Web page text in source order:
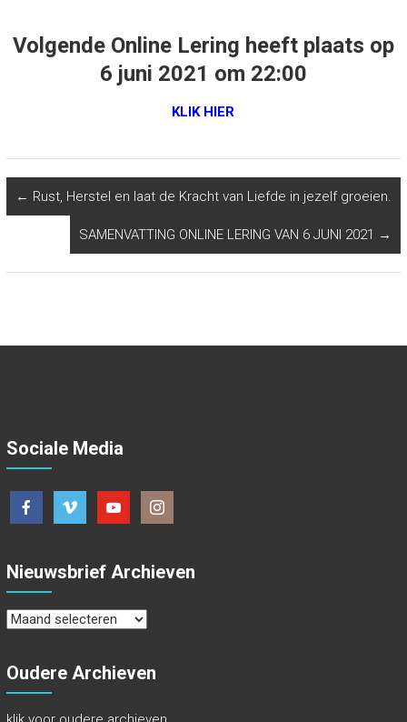
Volgende Online Lering heeft plaats op
6 juni 2021 om 22:00
KLIK HIER
← Rust, Herstel en laat de Kracht van Liefde in jezelf groeien.
SAMENVATTING ONLINE LERING VAN 6 JUNI 2021 →
Sociale Media
Nieuwsbrief Archieven
Nieuwsbrief
Oudere Archieven